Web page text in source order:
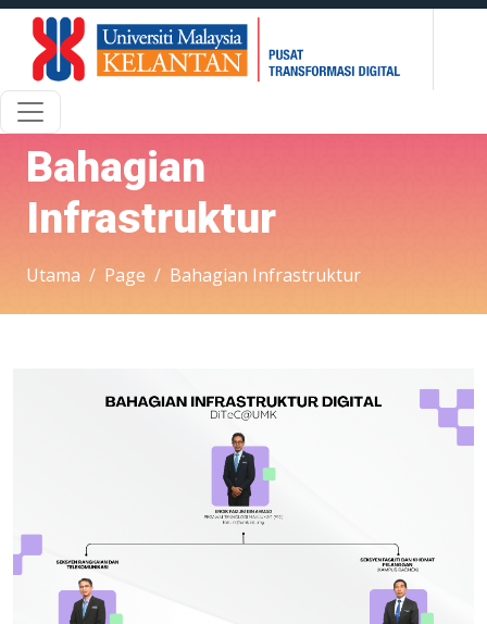
Bahagian
Infrastruktur
Utama Page Bahagian Infrastruktur